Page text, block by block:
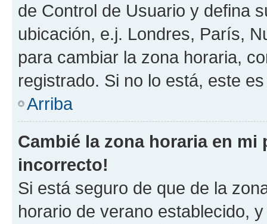
de Control de Usuario y defina
ubicación, e.j. Londres, París,
para cambiar la zona horaria,
registrado. Si no lo está, este
Arriba
Cambié la zona horaria en
incorrecto!
Si está seguro de que de la
horario de verano establecido,